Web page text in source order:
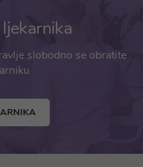
slobodno se obratite